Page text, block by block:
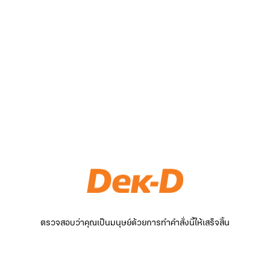
ตรวจสอบว่าคุณเป็นมนุษย์ด้วยการทำคำสั่งนี้ให้เสร็จสิ้น